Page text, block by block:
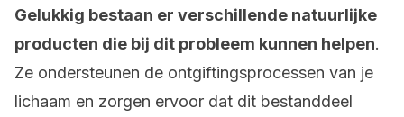
Gelukkig bestaan er verschillende natuurlijke
producten die bij dit probleem kunnen helpen.
Ze ondersteunen de ontgiftingsprocessen van je
lichaam en zorgen ervoor dat dit bestanddeel